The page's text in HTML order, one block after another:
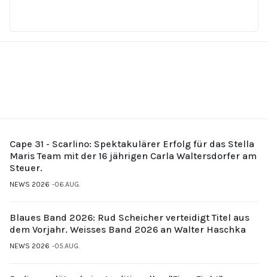
Cape 31 - Scarlino: Spektakulärer Erfolg für das Stella
Maris Team mit der 16 jährigen Carla Waltersdorfer am
Steuer.
NEWS 2026 06.AUG.
Blaues Band 2026: Rud Scheicher verteidigt Titel aus
dem Vorjahr. Weisses Band 2026 an Walter Haschka
NEWS 2026 05.AUG.